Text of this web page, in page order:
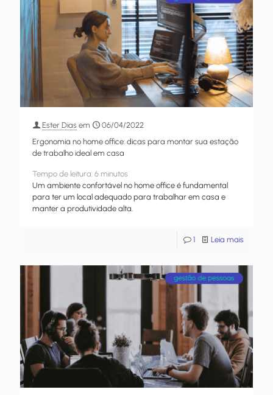
Ester Dias em
06/04/2022
Ergonomia no home office: dicas para montar sua estação
de trabalho ideal em casa
Tempo de leitura: 6 minutos
Um ambiente confortável no home office é fundamental
para ter um local adequado para trabalhar em casa e
manter a produtividade alta.
1 Leia mais